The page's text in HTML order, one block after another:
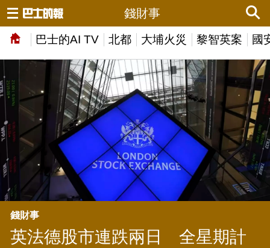
巴士的AI TV 北都 大埔火災 黎智英案 國
錢財事
錢財事
英法德股市連跌兩日 全星期計